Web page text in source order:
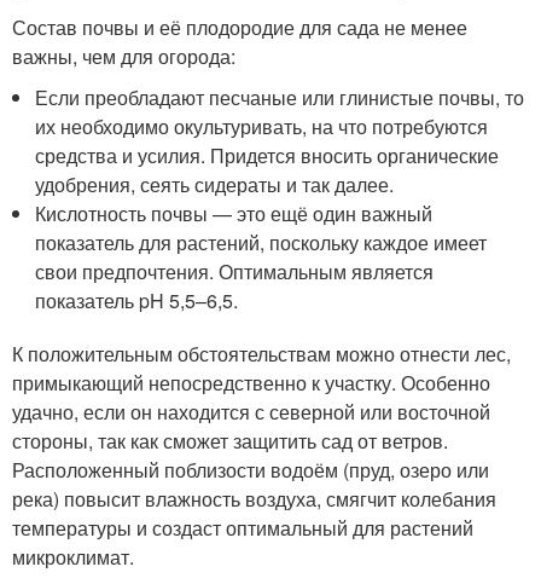
Состав почвы и её плодородие для сада не менее
важны, чем для огорода:
Если преобладают песчаные или глинистые почвы, то
их необходимо окультуривать, на что потребуются
средства и усилия. Придется вносить органические
удобрения, сеять сидераты и так далее.
Кислотность почвы — это ещё один важный
показатель для растений, поскольку каждое имеет
свои предпочтения. Оптимальным является
показатель pH 5,5–6,5.
К положительным обстоятельствам можно отнести лес,
примыкающий непосредственно к участку. Особенно
удачно, если он находится с северной или восточной
стороны, так как сможет защитить сад от ветров.
Расположенный поблизости водоём (пруд, озеро или
река) повысит влажность воздуха, смягчит колебания
температуры и создаст оптимальный для растений
микроклимат.